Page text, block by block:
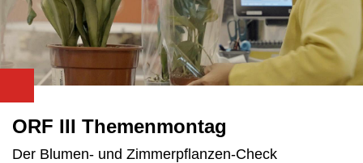
ORF III Themenmontag
Der Blumen- und Zimmerpflanzen-Check